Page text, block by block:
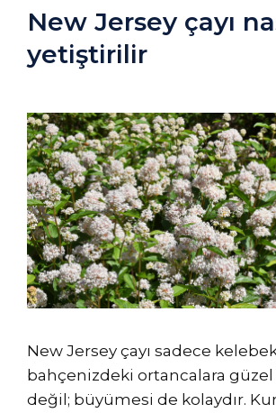
New Jersey çayı
yetiştirilir
New Jersey çayı sadece
bahçenizdeki ortancalara
değil; büyümesi de kolaydır.